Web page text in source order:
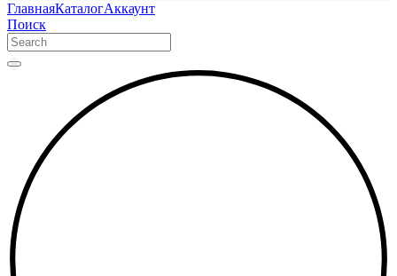
ГлавнаяКаталогАккаунт
Поиск